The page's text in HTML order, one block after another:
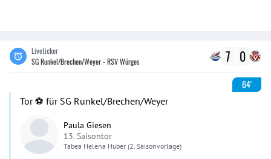
Liveticker
SG Runkel/Brechen/Weyer - RSV Würges
7 0
64'
Tor ⚽️ für SG Runkel/Brechen/Weyer
Paula Giesen
13. Saisontor
Tabea Helena Huber (2. Saisonvorlage)